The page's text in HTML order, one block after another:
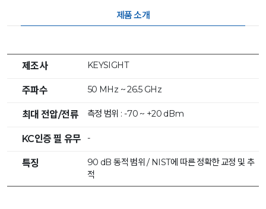
제품 소개
제조사 KEYSIGHT
주파수 50 MHz ~ 26.5 GHz
최대 전압/전류 측정 범위 : -70 ~ +20 dBm
KC인증 필 유무 -
특징
90 dB 동적 범위 / NIST에 따른 정확한 교정 및 추
적